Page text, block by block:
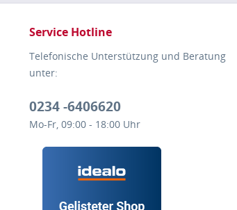
Service Hotline
Telefonische Unterstützung und Beratung
unter:
0234 -6406620
Mo-Fr, 09:00 - 18:00 Uhr